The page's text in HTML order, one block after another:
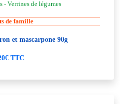
- Verrines de légumes
de famille
et mascarpone 90g
TTC